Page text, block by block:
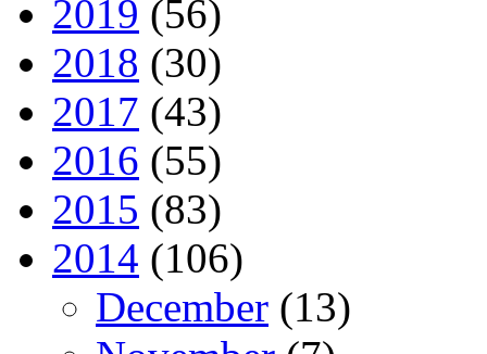
2019 (56)
2018 (30)
2017 (43)
2016 (55)
2015 (83)
2014 (106)
December (13)